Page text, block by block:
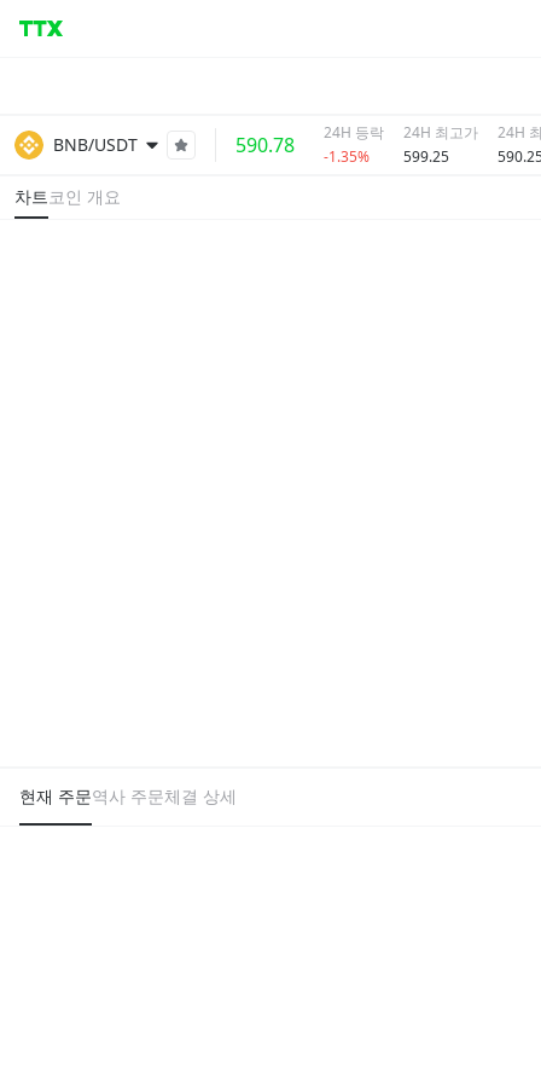
BNB/USDT 590.78
24H 등락
-1.35%
24H 최고가
599.25
24H
차트 코인 개요
현재 주문역사 주문체결 상세